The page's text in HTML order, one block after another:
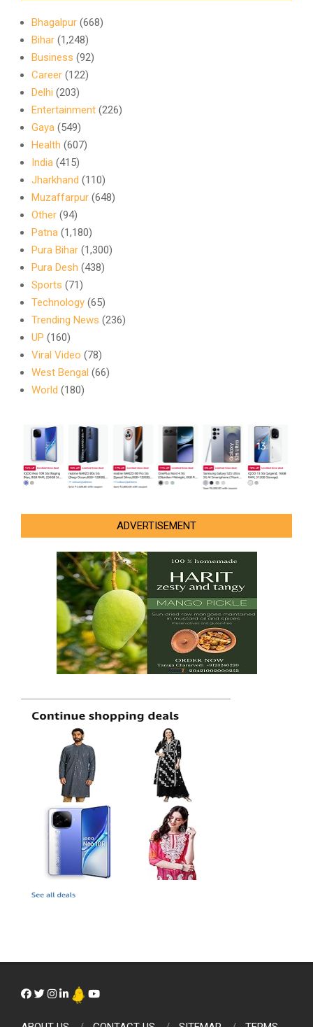
Bhagalpur (668)
Bihar (1,248)
Business (92)
Career (122)
Delhi (203)
Entertainment (226)
Gaya (549)
Health (607)
India (415)
Jharkhand (110)
Muzaffarpur (648)
Other (94)
Patna (1,180)
Pura Bihar (1,300)
Pura Desh (438)
Sports (71)
Technology (65)
Trending News (236)
UP (160)
Viral Video (78)
West Bengal (66)
World (180)
ADVERTISEMENT